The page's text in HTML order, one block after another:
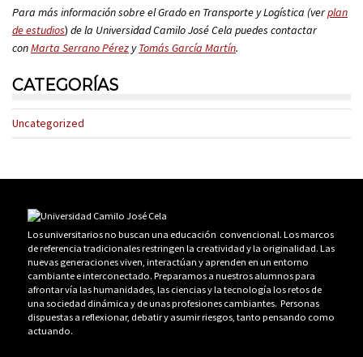
Para más información sobre el Grado en Transporte y Logística (verplan
de estudios) de la Universidad Camilo José Cela puedes contactar
conMarta Serrano Pérez yTomás García Martín.
CATEGORÍAS
Uncategorized
Los universitarios no buscan una educación convencional. Los marcos
de referencia tradicionales restringen la creatividad y la originalidad. Las
nuevas generaciones viven, interactúan y aprenden en un entorno
cambiante e interconectado. Preparamos a nuestros alumnos para
afrontar vía las humanidades, las ciencias y la tecnología los retos de
una sociedad dinámica y de unas profesiones cambiantes. Personas
dispuestas a reflexionar, debatir y asumir riesgos, tanto pensando como
actuando.